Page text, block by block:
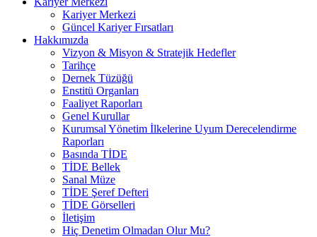
Kariyer Merkezi
Güncel Kariyer Fırsatları
Hakkımızda
Vizyon & Misyon & Stratejik Hedefler
Tarihçe
Dernek Tüzüğü
Enstitü Organları
Faaliyet Raporları
Genel Kurullar
Kurumsal Yönetim İlkelerine Uyum Derecelendirme
Raporları
Basında TİDE
TİDE Bellek
Sanal Müze
TİDE Şeref Defteri
TİDE Görselleri
İletişim
Hiç Denetim Olmadan Olur Mu?